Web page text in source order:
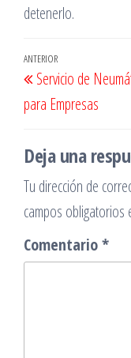
detenerlo.
Navegación
de
entradas
Entrada
anterior
ANTERIOR
Servicio de
para Empresas
Deja una
Tu dirección de
campos obligatorios
Comentario*